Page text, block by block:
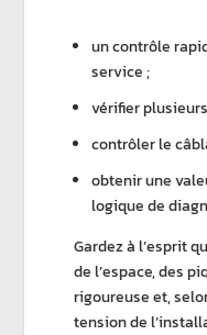
un contrôle
service ;
vérifier
contrôler le
obtenir une
logique de
Gardez à l’esprit
de l’espace, des
rigoureuse et,
tension de